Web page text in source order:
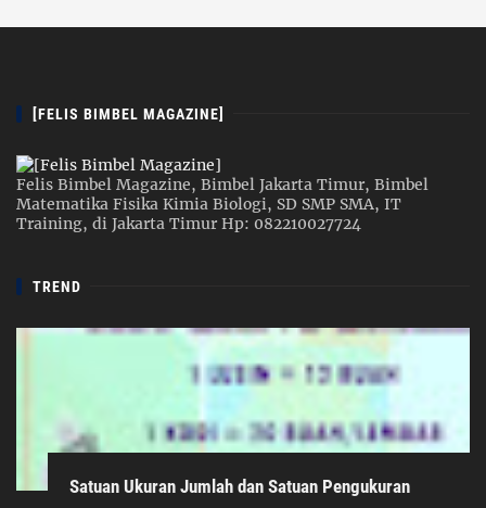
[FELIS BIMBEL MAGAZINE]
Felis Bimbel Magazine, Bimbel Jakarta Timur, Bimbel
Matematika Fisika Kimia Biologi, SD SMP SMA, IT
Training, di Jakarta Timur Hp: 082210027724
TREND
Satuan Ukuran Jumlah dan Satuan Pengukuran